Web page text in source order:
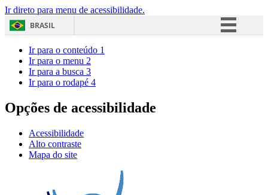
Ir direto para menu de acessibilidade.
BRASIL
Acesso à informação
Ir para o conteúdo 1
Ir para o menu 2
Ir para a busca 3
Ir para o rodapé 4
Opções de acessibilidade
Acessibilidade
Alto contraste
Mapa do site